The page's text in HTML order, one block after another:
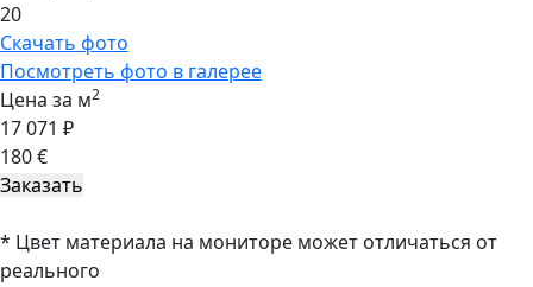
20
Скачать фото
Посмотреть фото в галерее
Цена за м2
17 071 ₽
180 €
* Цвет материала на мониторе может отличаться от
реального